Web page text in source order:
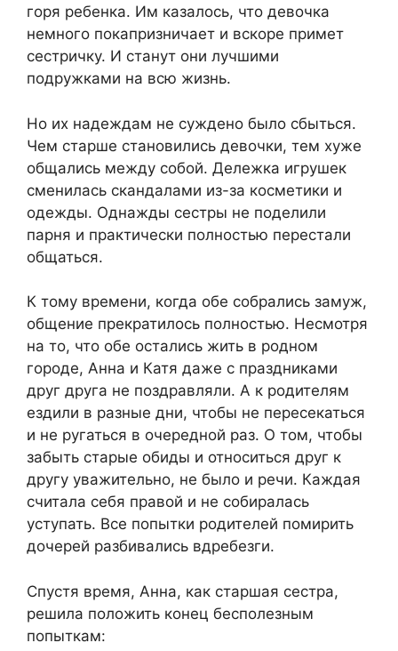
горя ребенка. Им казалось, что девочка
немного покапризничает и вскоре примет
сестричку. И станут они лучшими
подружками на всю жизнь.
Но их надеждам не суждено было сбыться.
Чем старше становились девочки, тем хуже
общались между собой. Дележка игрушек
сменилась скандалами из-за косметики и
одежды. Однажды сестры не поделили
парня и практически полностью перестали
общаться.
К тому времени, когда обе собрались замуж,
общение прекратилось полностью. Несмотря
на то, что обе остались жить в родном
городе, Анна и Катя даже с праздниками
друг друга не поздравляли. А к родителям
ездили в разные дни, чтобы не пересекаться
и не ругаться в очередной раз. О том, чтобы
забыть старые обиды и относиться друг к
другу уважительно, не было и речи. Каждая
считала себя правой и не собиралась
уступать. Все попытки родителей помирить
дочерей разбивались вдребезги.
Спустя время, Анна, как старшая сестра,
решила положить конец бесполезным
попыткам: